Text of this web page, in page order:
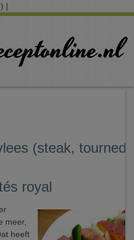
|
(steak,
royal
meer,
heeft